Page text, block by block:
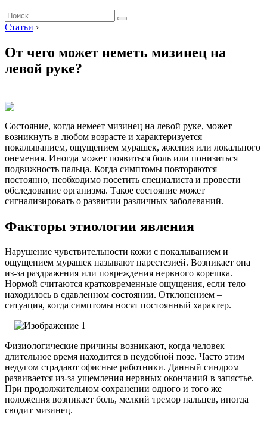
Статьи ›
От чего может неметь мизинец на
левой руке?
Состояние, когда немеет мизинец на левой руке, может
возникнуть в любом возрасте и характеризуется
покалыванием, ощущением мурашек, жжения или локального
онемения. Иногда может появиться боль или понизиться
подвижность пальца. Когда симптомы повторяются
постоянно, необходимо посетить специалиста и провести
обследование организма. Такое состояние может
сигнализировать о развитии различных заболеваний.
Факторы этиологии явления
Нарушение чувствительности кожи с покалыванием и
ощущением мурашек называют парестезией. Возникает она
из-за раздражения или повреждения нервного корешка.
Нормой считаются кратковременные ощущения, если тело
находилось в сдавленном состоянии. Отклонением –
ситуация, когда симптомы носят постоянный характер.
Физиологические причины возникают, когда человек
длительное время находится в неудобной позе. Часто этим
недугом страдают офисные работники. Данный синдром
развивается из-за ущемления нервных окончаний в запястье.
При продолжительном сохранении одного и того же
положения возникает боль, мелкий тремор пальцев, иногда
сводит мизинец.